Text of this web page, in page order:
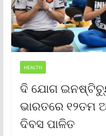
HEALTH
ଦି ଯୋଗ
ଭାରତରେ ୧୨ତମ
ଦିବସ ପାଳିତ